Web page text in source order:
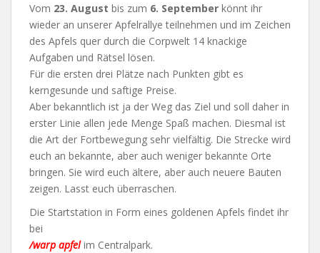
Vom 23. August bis zum 6. September könnt ihr
wieder an unserer Apfelrallye teilnehmen und im Zeichen
des Apfels quer durch die Corpwelt 14 knackige
Aufgaben und Rätsel lösen.
Für die ersten drei Plätze nach Punkten gibt es
kerngesunde und saftige Preise.
Aber bekanntlich ist ja der Weg das Ziel und soll daher in
erster Linie allen jede Menge Spaß machen. Diesmal ist
die Art der Fortbewegung sehr vielfältig. Die Strecke wird
euch an bekannte, aber auch weniger bekannte Orte
bringen. Sie wird euch ältere, aber auch neuere Bauten
zeigen. Lasst euch überraschen.
Die Startstation in Form eines goldenen Apfels findet ihr
bei
/warp apfelim Centralpark.